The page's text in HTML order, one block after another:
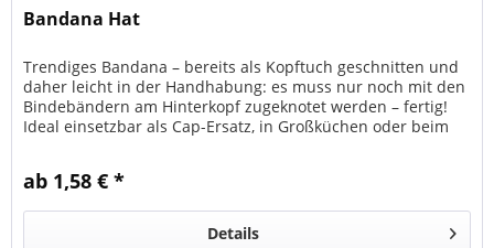
Bandana Hat
Trendiges Bandana – bereits als Kopftuch geschnitten und
daher leicht in der Handhabung: es muss nur noch mit den
Bindebändern am Hinterkopf zugeknotet werden – fertig!
Ideal einsetzbar als Cap-Ersatz, in Großküchen oder beim
ab 1,58 € *
Details